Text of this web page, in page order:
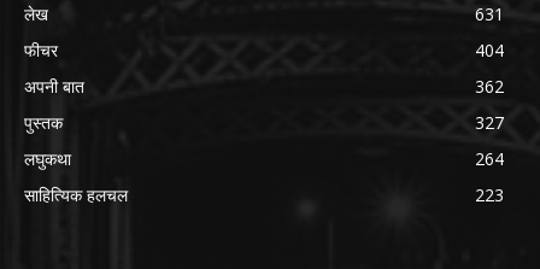
लेख
631
फीचर
404
अपनी बात
362
पुस्तक
327
लघुकथा
264
साहित्यिक हलचल
223